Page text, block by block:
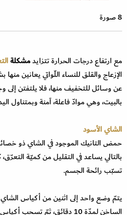
8 صورة
مع ارتفاع درجات الحرارة تتزايدمشكلة
الإزعاج والقلق للنساء اللّواتي يعانين
عن وسائل للتخفيف منها، فلا يلتفتن إلى
بالبيت، وهي موادّ فاعلة، آمنة وبمتناول
الشاي الأسود
حمض التانيك الموجود في الشاي ذو
بالتالي يساعد في التقليل من كميّة التعرّق،
تسبّب رائحة الجسم.
الساخن لمدّة 10 دقائق، ثمّ